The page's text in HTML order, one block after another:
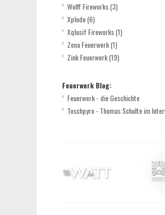
Wolff Fireworks(3)
Xplode(6)
Xqlusif Fireworks(1)
Zena Feuerwerk(1)
Zink Feuerwerk(19)
Feuerwerk Blog:
Feuerwerk - die Geschichte
Toschpyro - Thomas Schulte im